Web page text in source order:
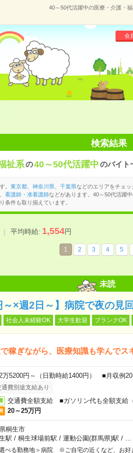
40～50代活躍中の医療・介護・
会
検索結果
祉系の40～50代活躍中のバイト
。 東京都、 神奈川県、 千葉県などのエリアをチェ
看護師・准看護師などがあります。40～50代活躍中
条件も取り揃えています。
平均時給:1,554円
1 2 3 4 5
未読
～×週2日～】病院で夜の見
社会人未経験OK 大学生歓迎 ブランクOK
稼ぎながら、医療知識も学んでス
万5200円～（日勤時給1400円） ■月収例
通費別途支給あり
交通費全額支給 ■ガソリン代も全額支給
20～25万円
桐生市
駅 / 桐生球場前駅 / 運動公園(群馬県)駅 /
べる勤務地＞病院 ※ご自宅の近くなど、お好